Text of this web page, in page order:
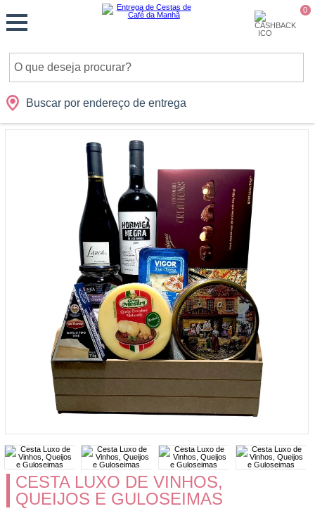
0
Buscar por endereço de entrega
Cidades Presentes Datas Shopping
Monte
sua
Cesta
CESTA LUXO DE VINHOS,
QUEIJOS E GULOSEIMAS